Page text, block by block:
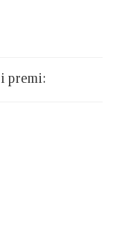
premi: